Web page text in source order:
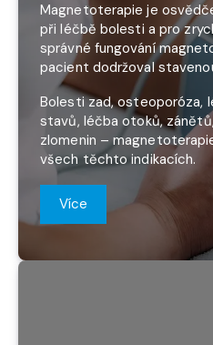
Magnetoterapie je
při léčbě bolesti a pro
správné fungování
pacient dodržoval
Bolesti zad, osteoporóza,
stavů, léčba otoků,
zlomenin –
všech těchto indikacích.
Více